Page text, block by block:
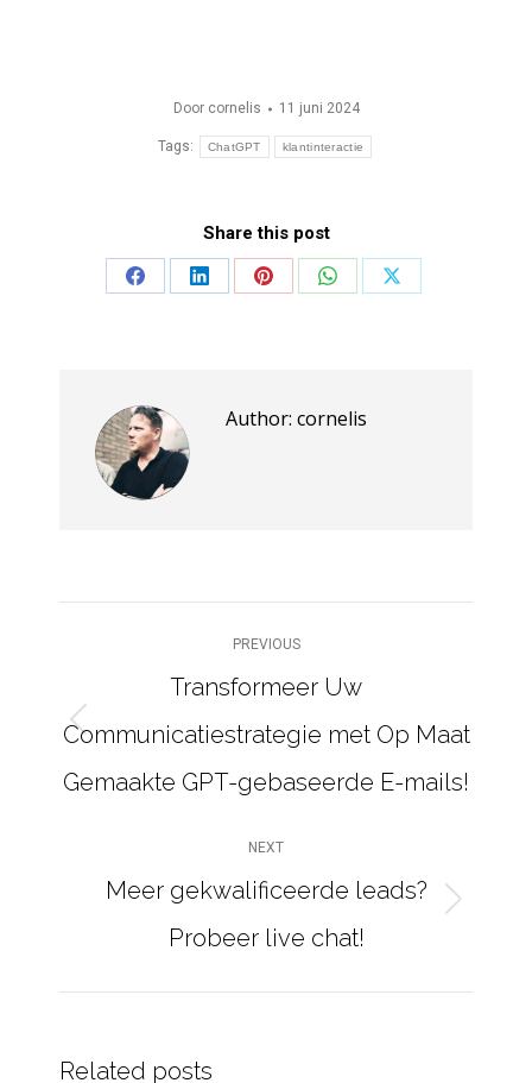
Door cornelis 11 juni 2024
Tags: ChatGPT klantinteractie
Share this post
Share
Share
Share
Share
Share
Author: cornelis
PREVIOUS
Previous
Transformeer Uw
Communicatiestrategie met Op Maat
Gemaakte GPT-gebaseerde E-mails!
NEXT
post:
Meer gekwalificeerde leads?
Probeer live chat!
Related posts